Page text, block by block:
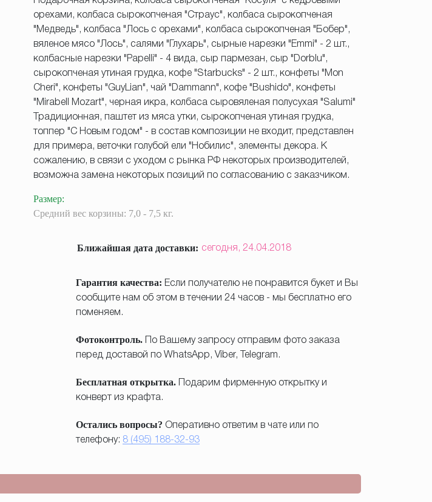
орехами, колбаса сырокопченая "Страус", колбаса сырокопченая
"Медведь", колбаса "Лось с орехами", колбаса сырокопченая "Бобер",
вяленое мясо "Лось", салями "Глухарь", сырные нарезки "Emmi" - 2 шт.,
колбасные нарезки "Papelli" - 4 вида, сыр пармезан, сыр "Dorblu",
сырокопченая утиная грудка, кофе "Starbucks" - 2 шт., конфеты "Mon
Cheri", конфеты "GuyLian", чай "Dammann", кофе "Bushido", конфеты
"Mirabell Mozart", черная икра, колбаса сыровяленая полусухая "Salumi"
Традиционная, паштет из мяса утки, сырокопченая утиная грудка,
топпер "С Новым годом" - в состав композиции не входит, представлен
для примера, веточки голубой ели "Нобилис", элементы декора. К
сожалению, в связи с уходом с рынка РФ некоторых производителей,
возможна замена некоторых позиций по согласованию с заказчиком.
Размер:
Средний вес корзины: 7,0 - 7,5 кг.
Ближайшая дата доставки: сегодня, 24.04.2018
Гарантия качества: Если получателю не понравится букет и Вы
сообщите нам об этом в течении 24 часов - мы бесплатно его
поменяем.
Фотоконтроль. По Вашему запросу отправим фото заказа
перед доставой по WhatsApp, Viber, Telegram.
Бесплатная открытка. Подарим фирменную открытку и
конверт из крафта.
Остались вопросы? Оперативно ответим в чате или по
телефону: 8 (495) 188-32-93